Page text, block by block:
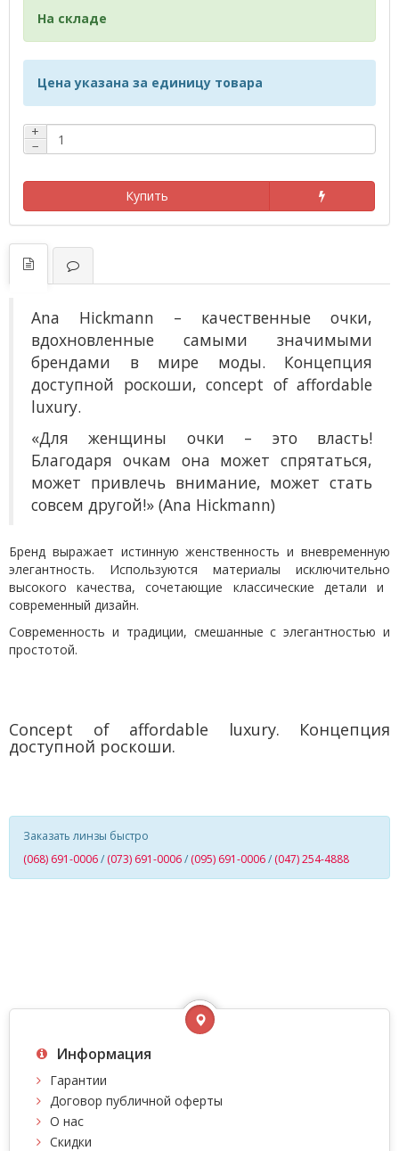
На складе
Цена указана за единицу товара
+
−
Купить
Ana Hickmann – качественные очки,
вдохновленные самыми значимыми
брендами в мире моды. Концепция
доступной роскоши, concept of affordable
luxury.
«Для женщины очки – это власть!
Благодаря очкам она может спрятаться,
может привлечь внимание, может стать
совсем другой!» (Ana Hickmann)
Бренд выражает истинную женственность и вневременную
элегантность. Используются материалы исключительно
высокого качества, сочетающие классические детали и
современный дизайн.
Современность и традиции, смешанные с элегантностью и
простотой.
Concept of affordable luxury. Концепция
доступной роскоши.
Заказать линзы быстро
(068) 691-0006/ (073) 691-0006/ (095) 691-0006/ (047) 254-4888
Информация
Гарантии
Договор публичной оферты
О нас
Скидки